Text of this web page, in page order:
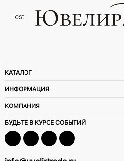
КАТАЛОГ
ИНФОРМАЦИЯ
КОМПАНИЯ
БУДЬТЕ В КУРСЕ СОБЫТИЙ